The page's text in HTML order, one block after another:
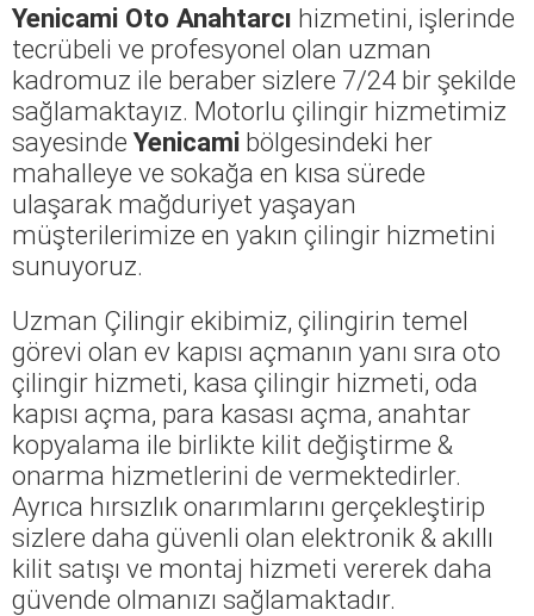
Yenicami Oto Anahtarcı hizmetini, işlerinde
tecrübeli ve profesyonel olan uzman
kadromuz ile beraber sizlere 7/24 bir şekilde
sağlamaktayız. Motorlu çilingir hizmetimiz
sayesinde Yenicami bölgesindeki her
mahalleye ve sokağa en kısa sürede
ulaşarak mağduriyet yaşayan
müşterilerimize en yakın çilingir hizmetini
sunuyoruz.
Uzman Çilingir ekibimiz, çilingirin temel
görevi olan ev kapısı açmanın yanı sıra oto
çilingir hizmeti, kasa çilingir hizmeti, oda
kapısı açma, para kasası açma, anahtar
kopyalama ile birlikte kilit değiştirme &
onarma hizmetlerini de vermektedirler.
Ayrıca hırsızlık onarımlarını gerçekleştirip
sizlere daha güvenli olan elektronik & akıllı
kilit satışı ve montaj hizmeti vererek daha
güvende olmanızı sağlamaktadır.